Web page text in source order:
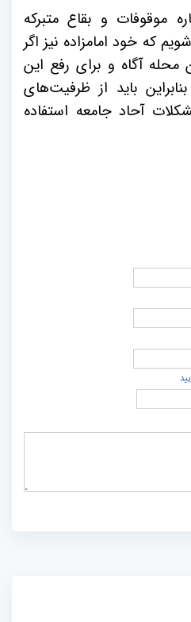
موقوفات و بقاع متبرکه
که خود امامزاده نیز اگر
محله آگاه و برای رفع این
باید از ظرفیت‌های
آحاد جامعه استفاده